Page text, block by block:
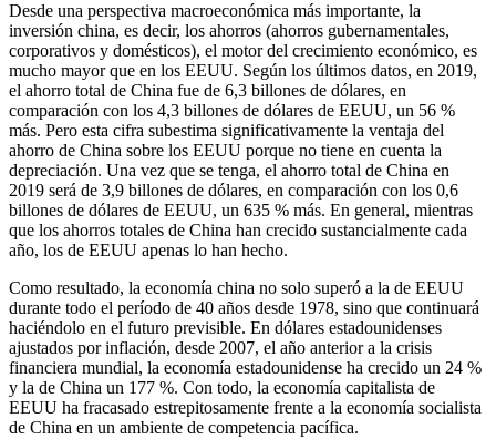
Desde una perspectiva macroeconómica más importante, la
inversión china, es decir, los ahorros (ahorros gubernamentales,
corporativos y domésticos), el motor del crecimiento económico, es
mucho mayor que en los EEUU. Según los últimos datos, en 2019,
el ahorro total de China fue de 6,3 billones de dólares, en
comparación con los 4,3 billones de dólares de EEUU, un 56 %
más. Pero esta cifra subestima significativamente la ventaja del
ahorro de China sobre los EEUU porque no tiene en cuenta la
depreciación. Una vez que se tenga, el ahorro total de China en
2019 será de 3,9 billones de dólares, en comparación con los 0,6
billones de dólares de EEUU, un 635 % más. En general, mientras
que los ahorros totales de China han crecido sustancialmente cada
año, los de EEUU apenas lo han hecho.
Como resultado, la economía china no solo superó a la de EEUU
durante todo el período de 40 años desde 1978, sino que continuará
haciéndolo en el futuro previsible. En dólares estadounidenses
ajustados por inflación, desde 2007, el año anterior a la crisis
financiera mundial, la economía estadounidense ha crecido un 24 %
y la de China un 177 %. Con todo, la economía capitalista de
EEUU ha fracasado estrepitosamente frente a la economía socialista
de China en un ambiente de competencia pacífica.